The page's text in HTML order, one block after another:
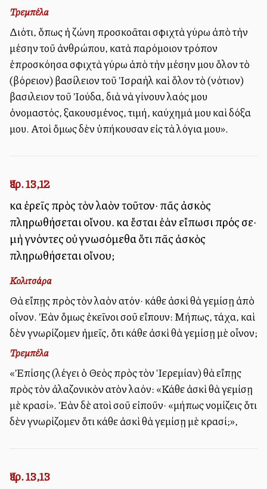
Τρεμπέλα
Διότι, ὅπως ἡ ζώνη προσκολλᾶται σφιχτὰ γύρω ἀπὸ τὴν
μέσην τοῦ ἀνθρώπου, κατὰ παρόμοιον τρόπον
ἐπροσκόλλησα σφιχτὰ γύρω ἀπὸ τὴν μέσην μου ὅλον τὸ
(βόρειον) βασίλειον τοῦ Ἰσραὴλ καὶ ὅλον τὸ (νότιον)
βασιλειον τοῦ Ἰούδα, διὰ νὰ γίνουν λαός μου
ὀνομαστός, ξακουσμένος, τιμή, καύχημά μου καὶ δόξα
μου. Αὐτοὶ ὅμως δὲν ὑπήκουσαν εἰς τὰ λόγια μου».
Ἰερ. 13,12
καὶ ἐρεῖς πρὸς τὸν λαὸν τοῦτον· πᾶς ἀσκὸς
πληρωθήσεται οἴνου. καὶ ἔσται ἐὰν εἴπωσι πρός σε·
μὴ γνόντες οὐ γνωσόμεθα ὅτι πᾶς ἀσκὸς
πληρωθήσεται οἴνου;
Κολιτσάρα
Θὰ εἴπῃς πρὸς τὸν λαὸν αὐτόν· κάθε ἀσκὶ θὰ γεμίσῃ ἀπὸ
οἶνον. Ἐὰν ὅμως ἐκεῖνοι σοῦ εἴπουν: Μήπως, τάχα, καὶ
δὲν γνωρίζομεν ἡμεῖς, ὅτι κάθε ἀσκὶ θὰ γεμίσῃ μὲ οἶνον;
Τρεμπέλα
«Ἐπίσης (λέγει ὁ Θεὸς πρὸς τὸν Ἱερεμίαν) θὰ εἴπῃς
πρὸς τὸν ἀλαζονικὸν αὐτὸν λαόν: «Κάθε ἀσκὶ θὰ γεμίσῃ
μὲ κρασί». Ἐὰν δὲ αὐτοὶ σοῦ εἰποῦν· «μήπως νομίζεις ὅτι
δὲν γνωρίζομεν ὅτι κάθε ἀσκὶ θὰ γεμίσῃ μὲ κρασί;»,
Ἰερ. 13,13